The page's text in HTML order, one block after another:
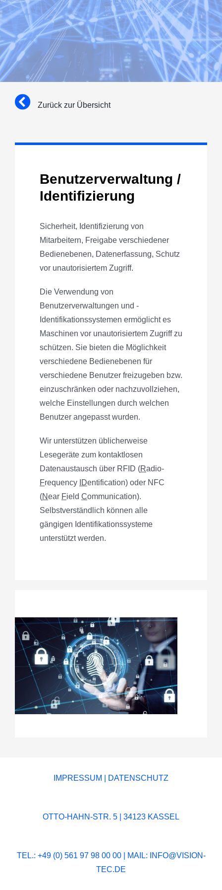
Zurück zur Übersicht
Benutzerverwaltung /
Identifizierung
Sicherheit, Identifizierung von
Mitarbeitern, Freigabe verschiedener
Bedienebenen, Datenerfassung, Schutz
vor unautorisiertem Zugriff.
Die Verwendung von
Benutzerverwaltungen und -
Identifikationssystemen ermöglicht es
Maschinen vor unautorisiertem Zugriff zu
schützen. Sie bieten die Möglichkeit
verschiedene Bedienebenen für
verschiedene Benutzer freizugeben bzw.
einzuschränken oder nachzuvollziehen,
welche Einstellungen durch welchen
Benutzer angepasst wurden.
Wir unterstützen üblicherweise
Lesegeräte zum kontaktlosen
Datenaustausch über RFID (Radio-
Frequency IDentification) oder NFC
(Near Field Communication).
Selbstverständlich können alle
gängigen Identifikationssysteme
unterstützt werden.
IMPRESSUM DATENSCHUTZ
OTTO-HAHN-STR. 5 | 34123 KASSEL
TEL.: +49 (0) 561 97 98 00 00 | MAIL:
INFO@VISION-
TEC.DE